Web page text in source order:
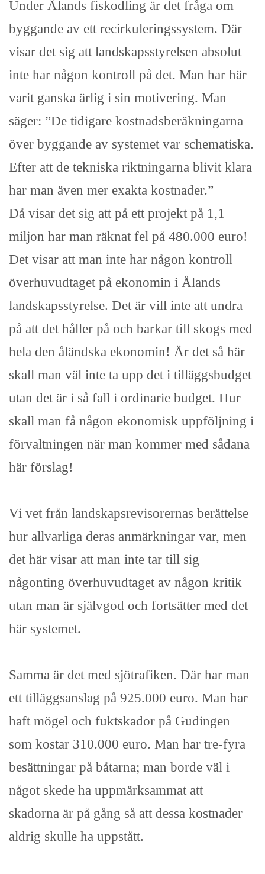
Under Ålands fiskodling är det fråga om
byggande av ett recirkuleringssystem. Där
visar det sig att landskapsstyrelsen absolut
inte har någon kontroll på det. Man har här
varit ganska ärlig i sin motivering. Man
säger: ”De tidigare kostnadsberäkningarna
över byggande av systemet var schematiska.
Efter att de tekniska riktningarna blivit klara
har man även mer exakta kostnader.”
Då visar det sig att på ett projekt på 1,1
miljon har man räknat fel på 480.000 euro!
Det visar att man inte har någon kontroll
överhuvudtaget på ekonomin i Ålands
landskapsstyrelse. Det är vill inte att undra
på att det håller på och barkar till skogs med
hela den åländska ekonomin! Är det så här
skall man väl inte ta upp det i tilläggsbudget
utan det är i så fall i ordinarie budget. Hur
skall man få någon ekonomisk uppföljning i
förvaltningen när man kommer med sådana
här förslag!
Vi vet från landskapsrevisorernas berättelse
hur allvarliga deras anmärkningar var, men
det här visar att man inte tar till sig
någonting överhuvudtaget av någon kritik
utan man är självgod och fortsätter med det
här systemet.
Samma är det med sjötrafiken. Där har man
ett tilläggsanslag på 925.000 euro. Man har
haft mögel och fuktskador på Gudingen
som kostar 310.000 euro. Man har tre-fyra
besättningar på båtarna; man borde väl i
något skede ha uppmärksammat att
skadorna är på gång så att dessa kostnader
aldrig skulle ha uppstått.